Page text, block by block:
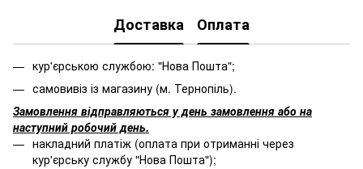
Доставка Оплата
кур'єрською службою: "Нова Пошта";
самовивіз із магазину (м. Тернопіль).
Замовлення відправляються у день замовлення або на
наступний робочий день.
накладний платіж (оплата при отриманні через
кур'єрську службу "Нова Пошта");